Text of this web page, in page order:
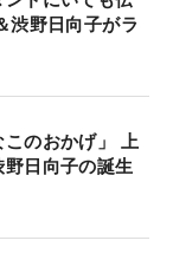
た（笑）」と
出場権をつ
めた。「まず
ったのですけ
きなかった。
ひ優勝したい
渋野日向子がラ
このおかげ」 上
日向子の誕生